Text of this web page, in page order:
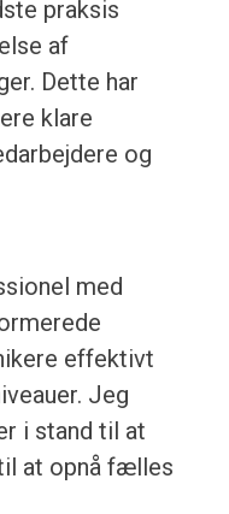
praksis
af
Dette har
klare
og
med
effektivt
Jeg
i stand til at
at opnå fælles